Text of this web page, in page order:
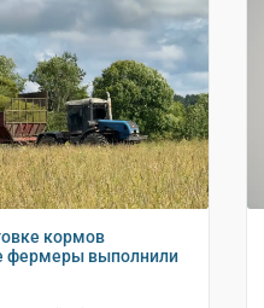
кормов
фермеры выполнили